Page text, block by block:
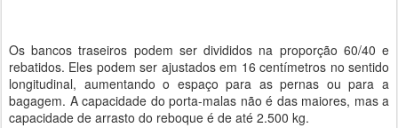
Os bancos traseiros podem ser divididos na proporção 60/40 e
rebatidos. Eles podem ser ajustados em 16 centímetros no sentido
longitudinal, aumentando o espaço para as pernas ou para a
bagagem. A capacidade do porta-malas não é das maiores, mas a
capacidade de arrasto do reboque é de até 2.500 kg.